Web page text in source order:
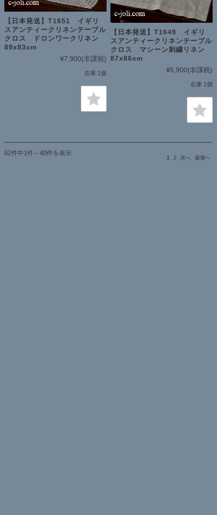
【日本発送】T1651 イギリ
スアンティークリネンテーブル
クロス ドロンワークリネン
89x83cm
¥7,900(非課税)
在庫 1個
【日本発送】T1649 イギリ
スアンティークリネンテーブル
クロス マシーン刺繍リネン
87x86cm
¥5,900(非課税)
在庫 1個
62件中1件～40件を表示
1 2 次へ 最後へ